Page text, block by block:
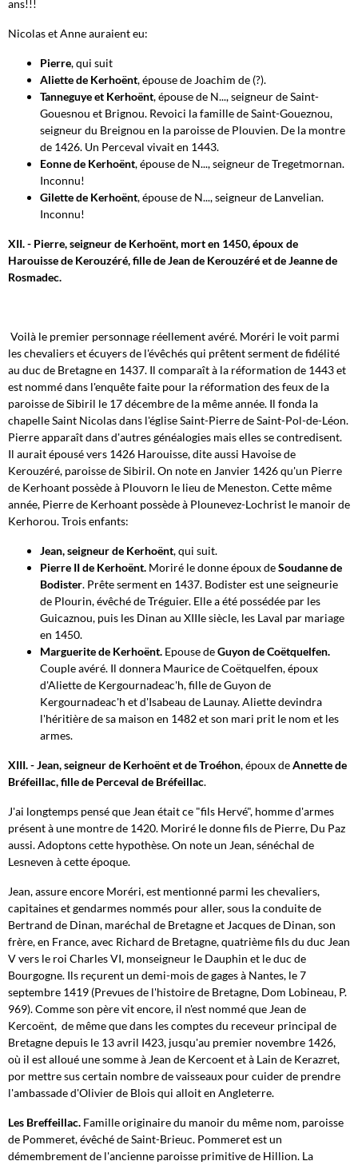
ans!!!
Nicolas et Anne auraient eu:
Pierre, qui suit
Aliette de Kerhoënt, épouse de Joachim de (?).
Tanneguye et Kerhoënt, épouse de N..., seigneur de Saint-
Gouesnou et Brignou. Revoici la famille de Saint-Goueznou,
seigneur du Breignou en la paroisse de Plouvien. De la montre
de 1426. Un Perceval vivait en 1443.
Eonne de Kerhoënt, épouse de N..., seigneur de Tregetmornan.
Inconnu!
Gilette de Kerhoënt, épouse de N..., seigneur de Lanvelian.
Inconnu!
XII. - Pierre, seigneur de Kerhoënt, mort en 1450, époux de
Harouisse de Kerouzéré, fille de Jean de Kerouzéré et de Jeanne de
Rosmadec.
Voilà le premier personnage réellement avéré. Moréri le voit parmi
les chevaliers et écuyers de l'évêchés qui prêtent serment de fidélité
au duc de Bretagne en 1437. Il comparaît à la réformation de 1443 et
est nommé dans l'enquête faite pour la réformation des feux de la
paroisse de Sibiril le 17 décembre de la même année. Il fonda la
chapelle Saint Nicolas dans l'église Saint-Pierre de Saint-Pol-de-Léon.
Pierre apparaît dans d'autres généalogies mais elles se contredisent.
Il aurait épousé vers 1426 Harouisse, dite aussi Havoise de
Kerouzéré, paroisse de Sibiril. On note en Janvier 1426 qu'un Pierre
de Kerhoant possède à Plouvorn le lieu de Meneston. Cette même
année, Pierre de Kerhoant possède à Plounevez-Lochrist le manoir de
Kerhorou. Trois enfants:
Jean, seigneur de Kerhoënt, qui suit.
Pierre II de Kerhoënt. Moriré le donne époux deSoudanne de
Bodister. Prête serment en 1437. Bodister est une seigneurie
de Plourin, évêché de Tréguier. Elle a été possédée par les
Guicaznou, puis les Dinan au XIIIe siècle, les Laval par mariage
en 1450.
Marguerite de Kerhoënt. Epouse deGuyon de Coëtquelfen.
Couple avéré. Il donnera Maurice de Coëtquelfen, époux
d'Aliette de Kergournadeac'h, fille de Guyon de
Kergournadeac'h et d'Isabeau de Launay. Aliette devindra
l'héritière de sa maison en 1482 et son mari prit le nom et les
armes.
XIII. -Jean, seigneur de Kerhoënt et de Troéhon, époux deAnnette de
Bréfeillac, fille de Perceval de Bréfeillac.
J'ai longtemps pensé que Jean était ce "fils Hervé", homme d'armes
présent à une montre de 1420. Moriré le donne fils de Pierre, Du Paz
aussi. Adoptons cette hypothèse. On note un Jean, sénéchal de
Lesneven à cette époque.
Jean, assure encore Moréri, est mentionné parmi les chevaliers,
capitaines et gendarmes nommés pour aller, sous la conduite de
Bertrand de Dinan, maréchal de Bretagne et Jacques de Dinan, son
frère, en France, avec Richard de Bretagne, quatrième fils du duc Jean
V vers le roi Charles VI, monseigneur le Dauphin et le duc de
Bourgogne. Ils reçurent un demi-mois de gages à Nantes, le 7
septembre 1419 (Prevues de l'histoire de Bretagne, Dom Lobineau, P.
969). Comme son père vit encore, il n'est nommé que Jean de
Kercoënt, de même que dans les comptes du receveur principal de
Bretagne depuis le 13 avril I423, jusqu'au premier novembre 1426,
où il estallouéunesommeà Jean de Kercoentetà Lain de Kerazret,
por mettresuscertain nombredevaisseaux pourcuiderde prendre
l'ambassaded'Olivierde Bloisqui alloiten Angleterre.
Les Breffeillac. Famille originaire du manoir du même nom, paroisse
de Pommeret, évêché de Saint-Brieuc. Pommeret est un
démembrement de l'ancienne paroisse primitive de Hillion. La